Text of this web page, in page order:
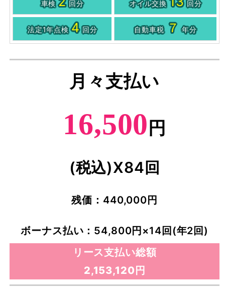
車検 回分 オイル交換 回分
法定1年点検 4 回分 自動車税 ７ 年分
月々支払い
16,500 円
(税込)X84回
残価：440,000円
ボーナス払い：54,800円×14回(年2回)
リース支払い総額
2,153,120円